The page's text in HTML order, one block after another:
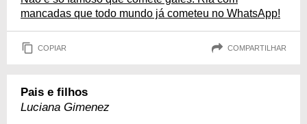
mancadas que todo mundo já cometeu no WhatsApp!
COPIAR COMPARTILHAR
Pais e filhos
Luciana Gimenez